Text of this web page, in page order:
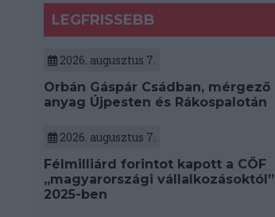
LEGFRISSEBB
2026. augusztus 7.
Orbán Gáspár Csádban, mérgező
anyag Újpesten és Rákospalotán
2026. augusztus 7.
Félmilliárd forintot kapott a CÖF
„magyarországi vállalkozásoktól”
2025-ben